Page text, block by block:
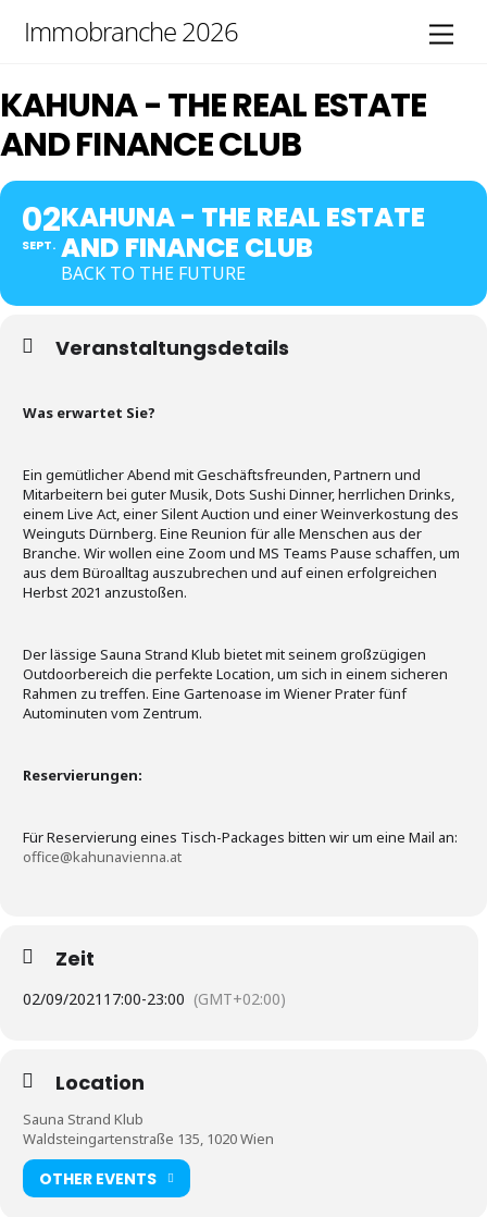
Immobranche 2026
KAHUNA - THE REAL ESTATE
AND FINANCE CLUB
02
SEPT.
KAHUNA - THE REAL ESTATE
AND FINANCE CLUB
BACK TO THE FUTURE
Veranstaltungsdetails
Was erwartet Sie?
Ein gemütlicher Abend mit Geschäftsfreunden, Partnern und
Mitarbeitern bei guter Musik, Dots Sushi Dinner, herrlichen Drinks,
einem Live Act, einer Silent Auction und einer Weinverkostung des
Weinguts Dürnberg. Eine Reunion für alle Menschen aus der
Branche. Wir wollen eine Zoom und MS Teams Pause schaffen, um
aus dem Büroalltag auszubrechen und auf einen erfolgreichen
Herbst 2021 anzustoßen.
Der lässige Sauna Strand Klub bietet mit seinem großzügigen
Outdoorbereich die perfekte Location, um sich in einem sicheren
Rahmen zu treffen. Eine Gartenoase im Wiener Prater fünf
Autominuten vom Zentrum.
Reservierungen:
Für Reservierung eines Tisch-Packages bitten wir um eine Mail an:
office@kahunavienna.at
Zeit
02/09/2021 17:00-23:00 (GMT+02:00)
Location
Sauna Strand Klub
Waldsteingartenstraße 135, 1020 Wien
OTHER EVENTS